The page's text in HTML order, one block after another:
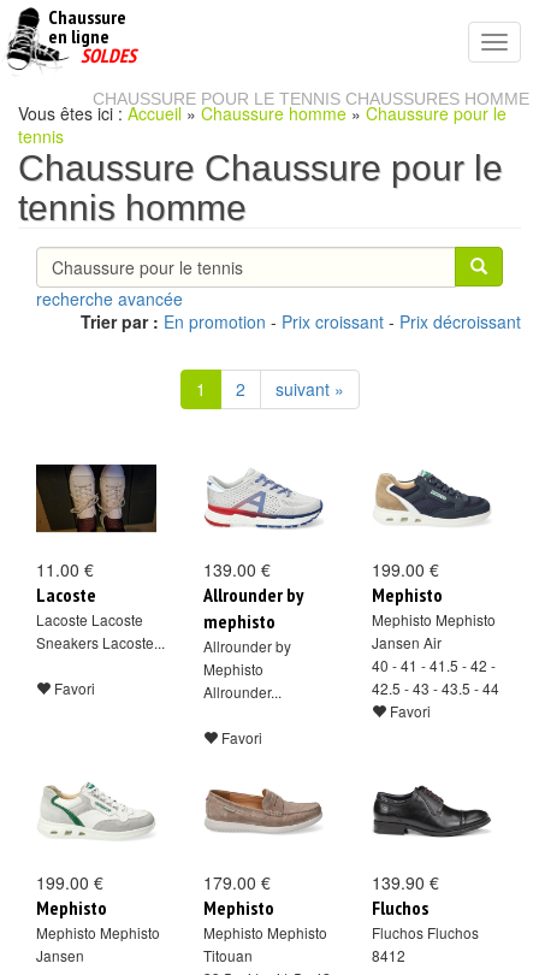
Chaussure
en ligne
pas
SOLDES
CHAUSSURE POUR LE TENNIS CHAUSSURES HOMME
Vous êtes ici : Accueil » Chaussure homme » Chaussure pour le
tennis
Chaussure Chaussure pour le
tennis homme
recherche avancée
Trier par : En promotion - Prix croissant - Prix décroissant
1 2 suivant »
11.00 €
Lacoste
Lacoste Lacoste
Sneakers Lacoste...
Favori
139.00 €
Allrounder by
mephisto
Allrounder by
Mephisto
Allrounder...
Favori
199.00 €
Mephisto
Mephisto Mephisto
Jansen Air
40 - 41 - 41.5 - 42 -
42.5 - 43 - 43.5 - 44
Favori
199.00 €
Mephisto
Mephisto Mephisto
Jansen
179.00 €
Mephisto
Mephisto Mephisto
Titouan
139.90 €
Fluchos
Fluchos Fluchos
8412